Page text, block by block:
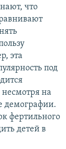
что
эта
под
несмотря на
демографии.
фертильного
детей в